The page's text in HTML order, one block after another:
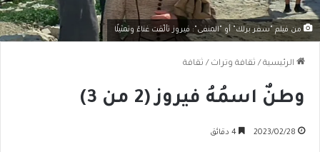
من فيلم "سفر برلك" أو "المنفى": فيروز تألّقت غناءً وتمثيلًا
الرئيسية / ثقافة وتراث / ثقافة
وطنٌ اسمُهُ فيروز (2 من 3)
2023/02/28